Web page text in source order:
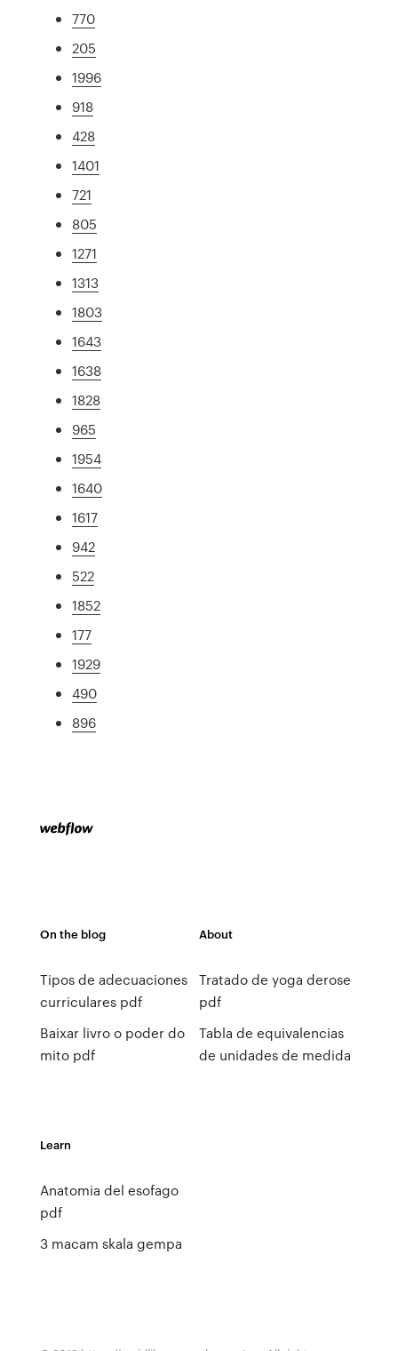
770
205
1996
918
428
1401
721
805
1271
1313
1803
1643
1638
1828
965
1954
1640
1617
942
522
1852
177
1929
490
896
On the blog
Tipos de adecuaciones
curriculares pdf
Baixar livro o poder do
mito pdf
About
Tratado de yoga derose
pdf
Tabla de equivalencias
de unidades de medida
Learn
Anatomia del esofago
pdf
3 macam skala gempa